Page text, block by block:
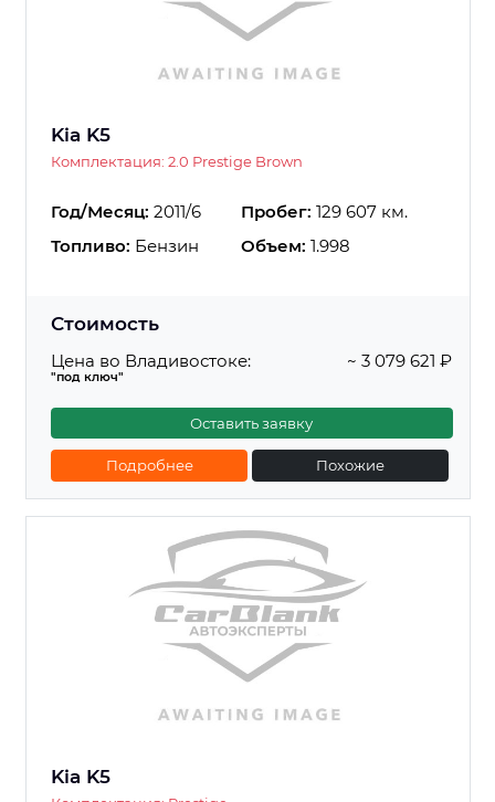
Kia K5
Комплектация: 2.0 Prestige Brown
Год/Месяц: 2011/6 Пробег: 129 607 км.
Топливо: Бензин Объем: 1.998
Стоимость
Цена во Владивостоке:
"под ключ"
~ 3 079 621 ₽
Оставить заявку
Подробнее Похожие
Kia K5